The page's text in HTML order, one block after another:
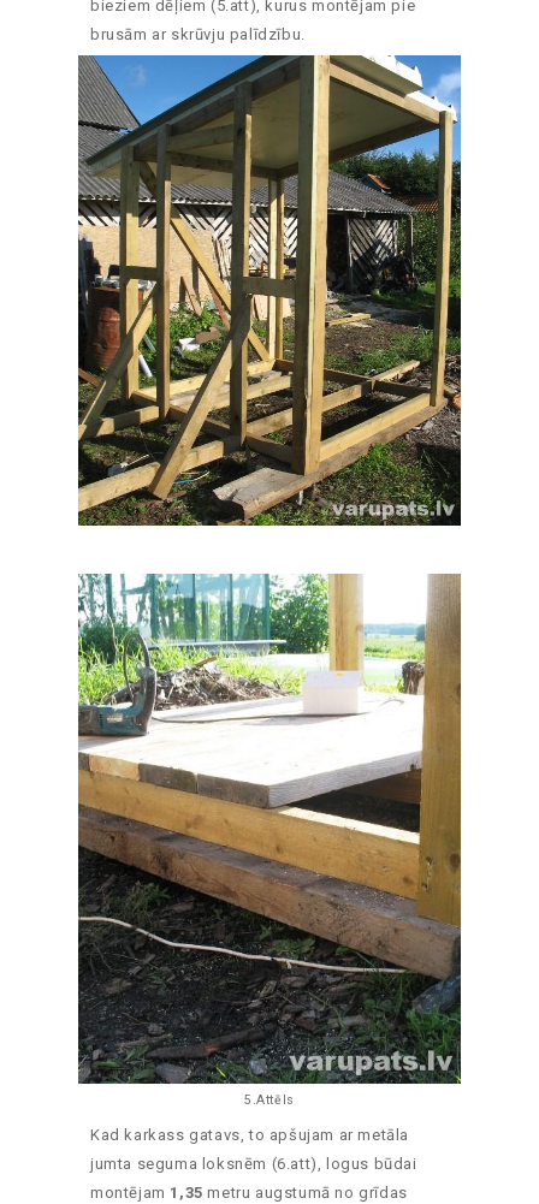
bieziem dēļiem (5.att), kurus montējam pie
brusām ar skrūvju palīdzību.
5.Attēls
Kad karkass gatavs, to apšujam ar metāla
jumta seguma loksnēm (6.att), logus būdai
montējam 1,35 metru augstumā no grīdas